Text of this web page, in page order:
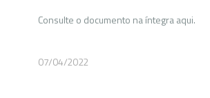
Consulte o documento na íntegra aqui.
07/04/2022